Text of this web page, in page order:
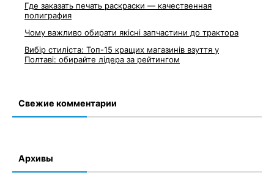
Где заказать печать раскраски — качественная
полиграфия
Чому важливо обирати якісні запчастини до трактора
Вибір стиліста: Топ-15 кращих магазинів взуття у
Полтаві: обирайте лідера за рейтингом
Свежие комментарии
Архивы